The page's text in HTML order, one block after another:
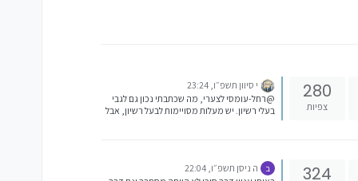
280
צפיות
י סיוון תשפ״ו, 23:24
@רחל-עומסי לצערי, מה שכתבתי נכון גם לגבי
בעלי רשיון. יש מעלות מסויימות לבעל רשיון, אבל
לפרט עד הסוף, בהרבה מקרים מצהירים רק על
324 ב
ה ניסן תשפ״ו, 22:04